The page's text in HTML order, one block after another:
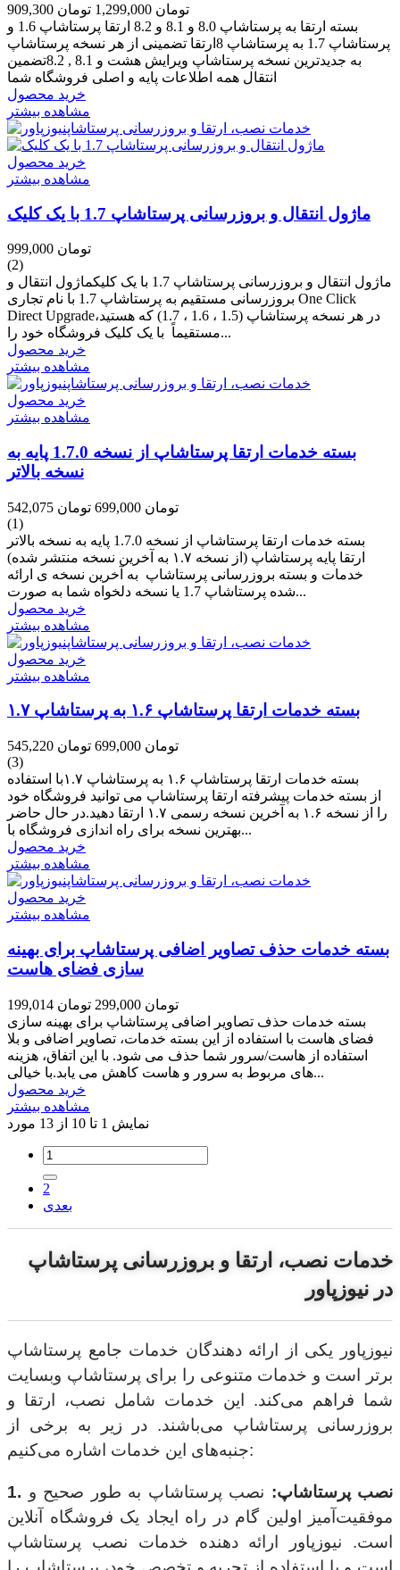
909,300 تومان 1,299,000 تومان
بسته ارتقا به پرستاشاپ 8.0 و 8.1 و 8.2 ارتقا پرستاشاپ 1.6 و
پرستاشاپ 1.7 به پرستاشاپ 8ارتقا تضمینی از هر نسخه پرستاشاپ
به جدیدترین نسخه پرستاشاپ ویرایش هشت و 8.1 , 8.2تضمین
انتقال همه اطلاعات پایه و اصلی فروشگاه شما
خرید محصول
مشاهده بیشتر
خرید محصول
مشاهده بیشتر
ماژول انتقال و بروزرسانی پرستاشاپ 1.7 با یک کلیک
999,000 تومان
(2)
ماژول انتقال و بروزرسانی پرستاشاپ 1.7 با یک کلیکماژول انتقال و
بروزرسانی مستقیم به پرستاشاپ 1.7 با نام تجاری One Click
Direct Upgradeدر هر نسخه پرستاشاپ (1.5 ، 1.6 ، 1.7) که هستید،
مستقیماً با یک کلیک فروشگاه خود را...
خرید محصول
مشاهده بیشتر
خرید محصول
مشاهده بیشتر
بسته خدمات ارتقا پرستاشاپ از نسخه 1.7.0 پایه به
نسخه بالاتر
542,075 تومان 699,000 تومان
(1)
بسته خدمات ارتقا پرستاشاپ از نسخه 1.7.0 پایه به نسخه بالاتر
ارتقا پایه پرستاشاپ (از نسخه ۱.۷ به آخرین نسخه منتشر شده)
خدمات و بسته بروزرسانی پرستاشاپ به آخرین نسخه ی ارائه
شده پرستاشاپ 1.7 یا نسخه دلخواه شما به صورت...
خرید محصول
مشاهده بیشتر
خرید محصول
مشاهده بیشتر
بسته خدمات ارتقا پرستاشاپ ۱.۶ به پرستاشاپ ۱.۷
545,220 تومان 699,000 تومان
(3)
بسته خدمات ارتقا پرستاشاپ ۱.۶ به پرستاشاپ ۱.۷با استفاده
از بسته خدمات پیشرفته ارتقا پرستاشاپ می توانید فروشگاه خود
را از نسخه ۱.۶ به آخرین نسخه رسمی ۱.۷ ارتقا دهید.در حال حاضر
بهترین نسخه برای راه اندازی فروشگاه با...
خرید محصول
مشاهده بیشتر
خرید محصول
مشاهده بیشتر
بسته خدمات حذف تصاویر اضافی پرستاشاپ برای بهینه
سازی فضای هاست
199,014 تومان 299,000 تومان
بسته خدمات حذف تصاویر اضافی پرستاشاپ برای بهینه سازی
فضای هاست با استفاده از این بسته خدمات، تصاویر اضافی و بلا
استفاده از هاست/سرور شما حذف می شود. با این اتفاق، هزینه
های مربوط به سرور و هاست کاهش می یابد.با خیالی...
خرید محصول
مشاهده بیشتر
نمایش 1 تا 10 از 13 مورد
2
بعدی
خدمات نصب، ارتقا و بروزرسانی پرستاشاپ
در نیوزپاور
نیوزپاور یکی از ارائه دهندگان خدمات جامع پرستاشاپ
برتر است و خدمات متنوعی را برای پرستاشاپ وبسایت
شما فراهم می‌کند. این خدمات شامل نصب، ارتقا و
بروزرسانی پرستاشاپ می‌باشند. در زیر به برخی از
جنبه‌های این خدمات اشاره می‌کنیم:
1. نصب پرستاشاپ: نصب پرستاشاپ به طور صحیح و
موفقیت‌آمیز اولین گام در راه ایجاد یک فروشگاه آنلاین
است. نیوزپاور ارائه دهنده خدمات نصب پرستاشاپ